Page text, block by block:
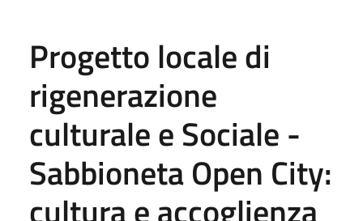
Progetto locale di
rigenerazione
culturale e Sociale -
Sabbioneta Open City: